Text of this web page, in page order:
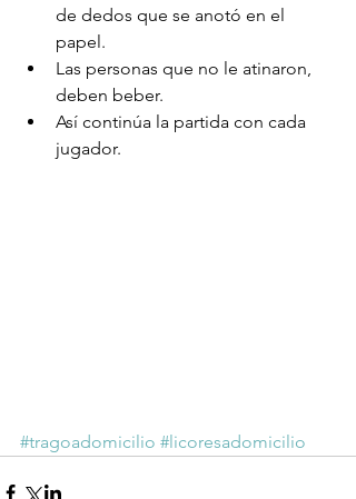
de dedos que se anotó en el
papel.
Las personas que no le atinaron,
deben beber.
Así continúa la partida con cada
jugador.
#tragoadomicilio #licoresadomicilio